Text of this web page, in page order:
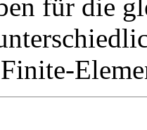
für die